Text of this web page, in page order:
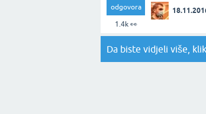
odgovora
1.4k👀
Da biste vidjeli više,